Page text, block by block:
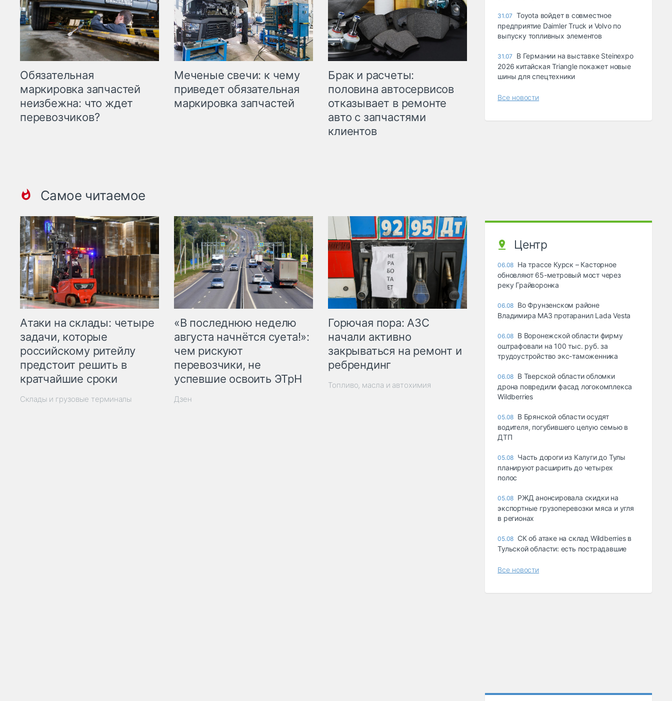
Обязательная
маркировка запчастей
неизбежна: что ждет
перевозчиков?
Меченые свечи: к чему
приведет обязательная
маркировка запчастей
Брак и расчеты:
половина автосервисов
отказывает в ремонте
авто с запчастями
клиентов
Самое читаемое
Атаки на склады: четыре
задачи, которые
российскому ритейлу
предстоит решить в
кратчайшие сроки
Склады и грузовые терминалы
«В последнюю неделю
августа начнётся суета!»:
чем рискуют
перевозчики, не
успевшие освоить ЭТрН
Дзен
Горючая пора: АЗС
начали активно
закрываться на ремонт и
ребрендинг
Топливо, масла и автохимия
31.07
Toyota войдет в совместное
предприятие Daimler Truck и Volvo по
выпуску топливных элементов
31.07
В Германии на выставке Steinexpo
2026 китайская Triangle покажет новые
шины для спецтехники
Все новости
Центр
06.08 На трассе Курск – Касторное
обновляют 65-метровый мост через
реку Грайворонка
06.08 Во Фрунзенском районе
Владимира МАЗ протаранил Lada Vesta
06.08 В Воронежской области фирму
оштрафовали на 100 тыс. руб. за
трудоустройство экс-таможенника
06.08 В Тверской области обломки
дрона повредили фасад логокомплекса
Wildberries
05.08 В Брянской области осудят
водителя, погубившего целую семью в
ДТП
05.08 Часть дороги из Калуги до Тулы
планируют расширить до четырех
полос
05.08 РЖД анонсировала скидки на
экспортные грузоперевозки мяса и угля
в регионах
05.08 СК об атаке на склад Wildberries в
Тульской области: есть пострадавшие
Все новости